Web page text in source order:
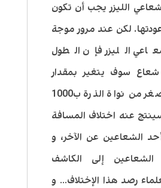
الليزر يجب أن تكون
لكن عند مرور موجة
الليزر فإن الطول
سوف يتغير بمقدار
صغير جدا (أصغر من نواة الذرة ب1000
عنه اختلاف المسافة
الشعاعين عن الآخر، و
إلى الكاشف
رصد هذا الإختلاف… و